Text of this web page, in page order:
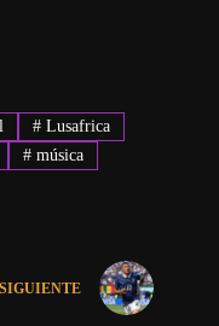
# Lusafrica
# música
SIGUIENTE